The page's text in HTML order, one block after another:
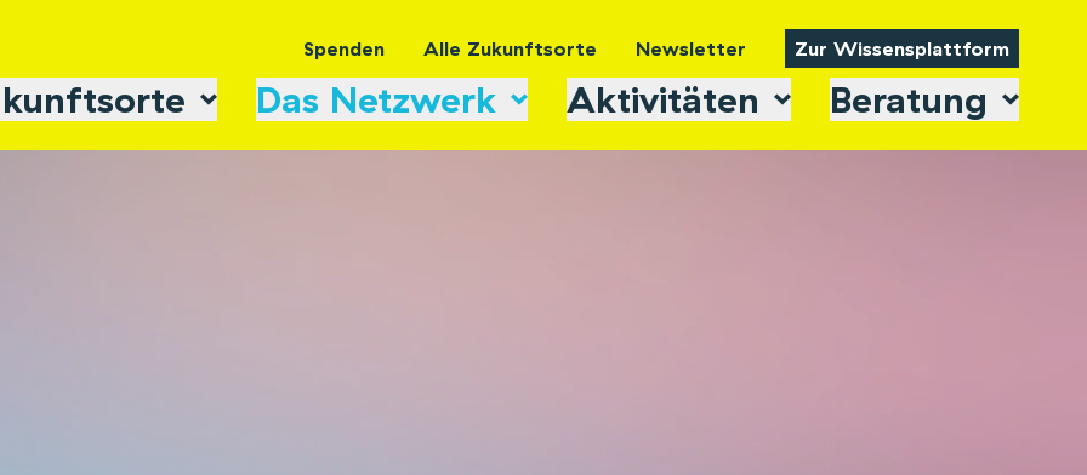
Spenden Alle Zukunftsorte Newsletter Zur Wissensplattform
Das Netzwerk Aktivitäten Beratung